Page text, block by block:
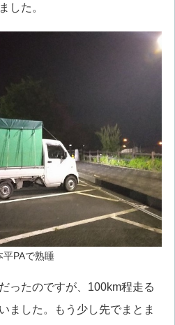
した。
平PAで熟睡
ったのですが、100km程走る
ました。もう少し先でまとま